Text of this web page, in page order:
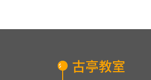
古亭教室